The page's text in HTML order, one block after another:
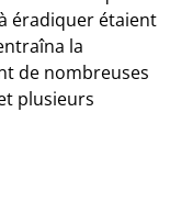
éradiquer étaient
la
de nombreuses
plusieurs